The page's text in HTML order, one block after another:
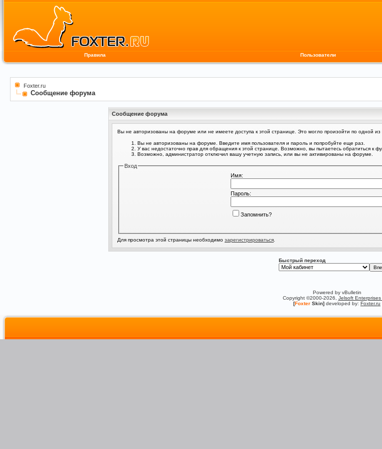
Правила Пользователи
Foxter.ru
Сообщение форума
Сообщение форума
Вы не авторизованы на форуме или не имеете доступа к этой странице. Это могло произойти по одной из
Вы не авторизованы на форуме. Введите имя пользователя и пароль и попробуйте еще раз.
У вас недостаточно прав для обращения к этой странице. Возможно, вы пытаетесь обратиться к
Возможно, администратор отключил вашу учетную запись, или вы не активированы на форуме.
Вход
Имя:
Пароль:
Запомнить?
Для просмотра этой страницы необходимо зарегистрироваться
Быстрый переход
Powered by vBulletin
Copyright ©2000-2026, Jelsoft Enterprises
[Foxter Skin] developed by: Foxter.ru